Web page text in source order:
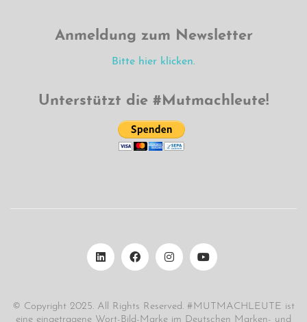
Anmeldung zum Newsletter
Bitte hier klicken.
Unterstützt die #Mutmachleute!
© Copyright 2025. All Rights Reserved. #MUTMACHLEUTE ist
eine eingetragene Wort-Bild-Marke im Deutschen Marken- und